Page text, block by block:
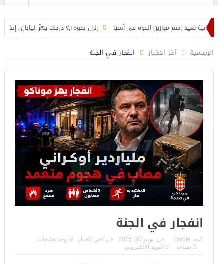
رسم موازين القوة في آسيا
زلزال بقوة ٧٫١ درجات يهزّ اليابان.. إنذار تسونامي وانهيارات وإجلاء مئات الآلاف في كيوشو
لاتفاق تاريخي
الرئيسية آخر الاخبار انفجار في الجنة
انفجار في الجنة
كتبه: carole فى: يونيو 30, 2026 فى: آخر الاخبار
لا يوجد تعليقات
طباعة
البريد الالكترونى